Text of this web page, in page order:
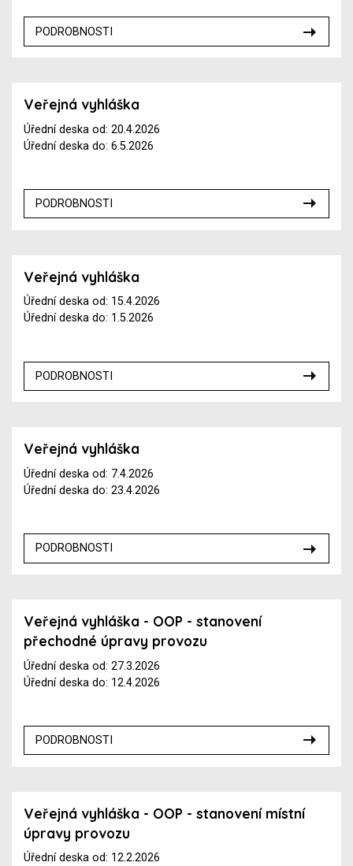
PODROBNOSTI
Veřejná vyhláška
Úřední deska od: 20.4.2026
Úřední deska do: 6.5.2026
PODROBNOSTI
Veřejná vyhláška
Úřední deska od: 15.4.2026
Úřední deska do: 1.5.2026
PODROBNOSTI
Veřejná vyhláška
Úřední deska od: 7.4.2026
Úřední deska do: 23.4.2026
PODROBNOSTI
Veřejná vyhláška - OOP - stanovení
přechodné úpravy provozu
Úřední deska od: 27.3.2026
Úřední deska do: 12.4.2026
PODROBNOSTI
Veřejná vyhláška - OOP - stanovení místní
úpravy provozu
Úřední deska od: 12.2.2026